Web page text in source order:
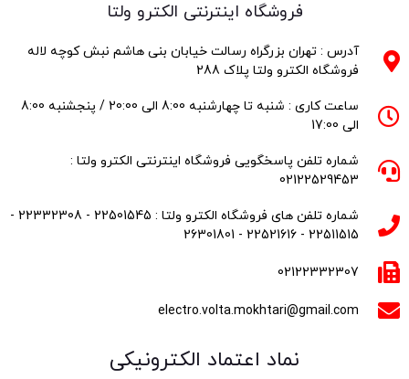
فروشگاه اینترنتی الکترو ولتا
آدرس : تهران بزرگراه رسالت خیابان بنی هاشم نبش کوچه لاله
فروشگاه الکترو ولتا پلاک 288
ساعت کاری : شنبه تا چهارشنبه 8:00 الی 20:00 / پنجشنبه 8:00
الی 17:00
شماره تلفن پاسخگویی فروشگاه اینترنتی الکترو ولتا :
02122529453
شماره تلفن های فروشگاه الکترو ولتا : 22501545 - 22332308 -
22511515 - 22521616 - 26301801
02122332307
electro.volta.mokhtari@gmail.com
نماد اعتماد الکترونیکی